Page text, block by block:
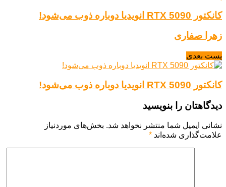
کانکتور RTX 5090 انویدیا دوباره ذوب می‌شود!
زهرا صفاری
پست بعدی
کانکتور RTX 5090 انویدیا دوباره ذوب می‌شود!
دیدگاهتان را بنویسید
نشانی ایمیل شما منتشر نخواهد شد. بخش‌های موردنیاز
علامت‌گذاری شده‌اند *